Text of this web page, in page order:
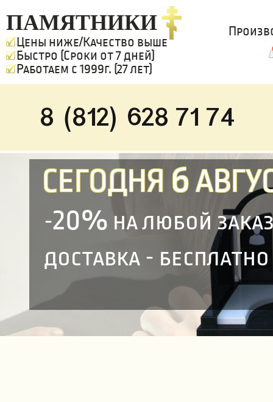
ПАМЯТНИКИ
Цены ниже/Качество выше
Быстро (Сроки от 7 дней)
Работаем с 1999г. (27 лет)
8 (812) 628 71 74
СЕГОДНЯ 6
-20% на любой
доставка - бесплатно